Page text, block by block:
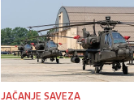
JAČANJE SAVEZA